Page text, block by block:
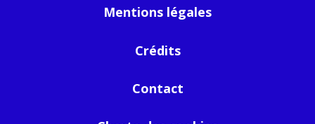
Mentions légales
Crédits
Contact